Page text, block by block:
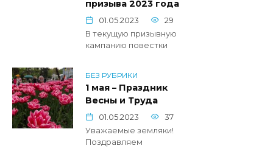
призыва 2023 года
01.05.2023
29
В текущую призывную
кампанию повестки
БЕЗ РУБРИКИ
1 мая – Праздник
Весны и Труда
01.05.2023
37
Уважаемые земляки!
Поздравляем